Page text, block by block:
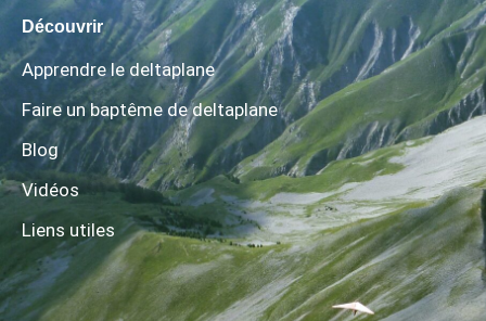
Découvrir
Apprendre le deltaplane
Faire un baptême de deltaplane
Blog
Vidéos
Liens utiles